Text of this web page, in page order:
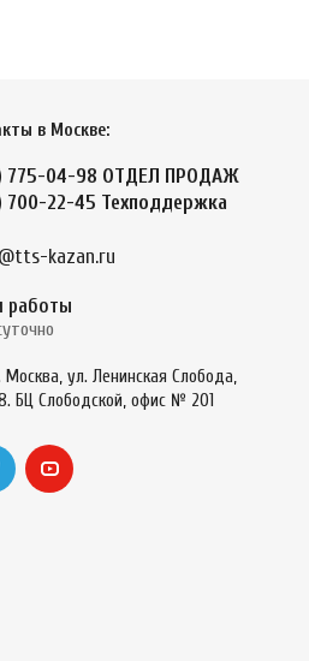
в Москве:
775-04-98 ОТДЕЛ ПРОДАЖ
700-22-45 Техподдержка
kazan.ru
работы
Москва, ул. Ленинская Слобода,
БЦ Слободской, офис № 201